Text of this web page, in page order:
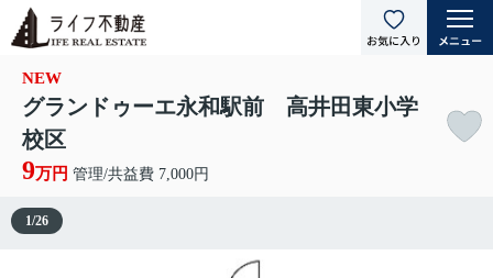
NEW
グランドゥーエ永和駅前 高井田東小学
校区
9万円 管理/共益費 7,000円
1/26